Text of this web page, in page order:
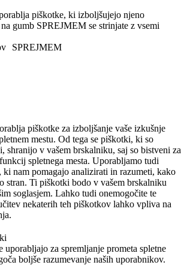
piškotke, ki izboljšujejo njeno
gumb SPREJMEM se strinjate z vsemi
SPREJMEM
piškotke za izboljšanje vaše izkušnje
mestu. Od tega se piškotki, ki so
shranijo v vašem brskalniku, saj so bistveni za
spletnega mesta. Uporabljamo tudi
ki nam pomagajo analizirati in razumeti, kako
stran. Ti piškotki bodo v vašem brskalniku
soglasjem. Lahko tudi onemogočite te
nekaterih teh piškotkov lahko vpliva na
za spremljanje prometa spletne
boljše razumevanje naših uporabnikov.